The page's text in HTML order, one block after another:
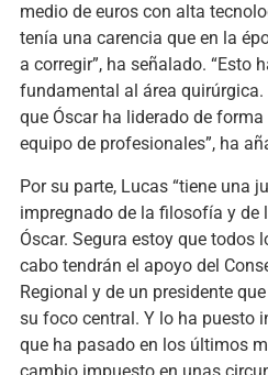
medio de euros con alta
tenía una carencia que en la
a corregir”, ha señalado. “Esto
fundamental al área
que Óscar ha liderado de
equipo de profesionales”, ha
Por su parte, Lucas “tiene una
impregnado de la filosofía y de
Óscar. Segura estoy que todos
cabo tendrán el apoyo del
Regional y de un presidente
su foco central. Y lo ha puesto
que ha pasado en los últimos
cambio impuesto en unas